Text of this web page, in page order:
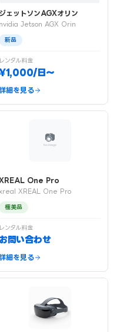
ジェットソンAGXオリン
nvidia Jetson AGX Orin
新品
レンタル料金
日〜
細を見る
One Pro
XREAL One Pro
極美品
レンタル料金
お問い合わせ
細を見る